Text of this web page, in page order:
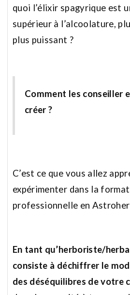
quoi l’élixir spagyrique est
supérieur à l’alcoolature,
plus puissant ?
Comment les conseiller
créer ?
C’est ce que vous allez
expérimenter dans la
professionnelle en
En tant qu’herboriste/
consiste à déchiffrer le
des déséquilibres de votre